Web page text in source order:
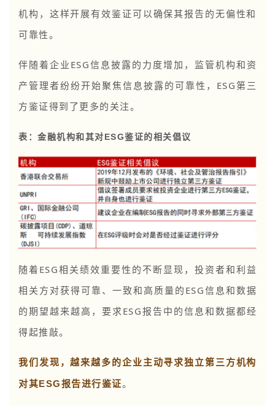
机构，这样开展有效鉴证可以确保其报告的无偏性和
可靠性。
伴随着企业ESG信息披露的力度增加，监管机构和资
产管理者纷纷开始聚焦信息披露的可靠性，ESG第三
方鉴证得到了更多的关注。
表：金融机构和其对ESG鉴证的相关倡议
随着ESG相关绩效重要性的不断显现，投资者和利益
相关方对获得可靠、一致和高质量的ESG信息和数据
的期望越来越高，要求ESG报告中的信息和数据都经
得起推敲。
我们发现，越来越多的企业主动寻求独立第三方机构
对其ESG报告进行鉴证。